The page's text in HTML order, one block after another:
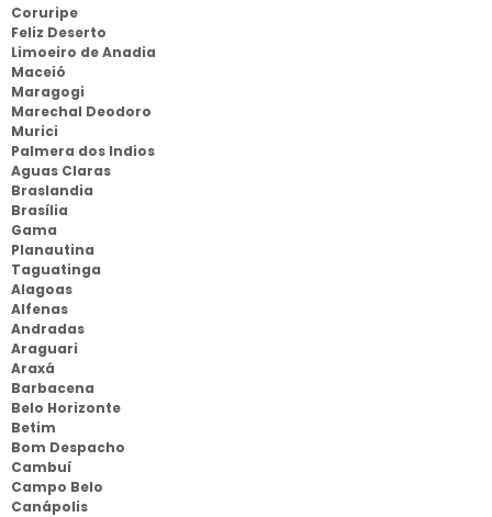
Coruripe
Feliz Deserto
Limoeiro de Anadia
Maceió
Maragogi
Marechal Deodoro
Murici
Palmera dos Indios
Aguas Claras
Braslandia
Brasília
Gama
Planautina
Taguatinga
Alagoas
Alfenas
Andradas
Araguari
Araxá
Barbacena
Belo Horizonte
Betim
Bom Despacho
Cambuí
Campo Belo
Canápolis